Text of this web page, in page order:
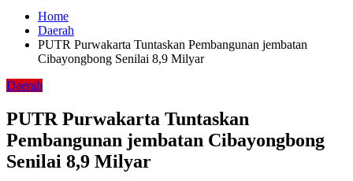
Home
Daerah
PUTR Purwakarta Tuntaskan Pembangunan jembatan
Cibayongbong Senilai 8,9 Milyar
Daerah
PUTR Purwakarta Tuntaskan
Pembangunan jembatan Cibayongbong
Senilai 8,9 Milyar